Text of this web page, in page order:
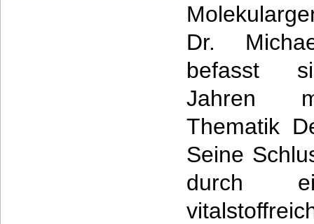
Dr.
befasst
Jahren
Thematik
Seine
durch